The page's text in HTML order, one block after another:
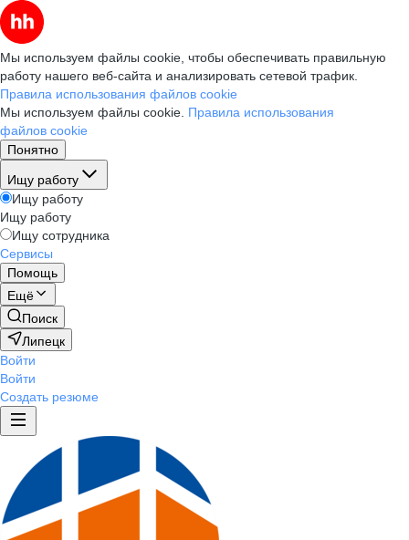
Мы используем файлы cookie, чтобы обеспечивать правильную
работу нашего веб-сайта и анализировать сетевой трафик.
Правила использования файлов cookie
Мы используем файлы cookie. Правила использования
файлов cookie
Понятно
Ищу работу
Ищу работу
Ищу работу
Ищу сотрудника
Сервисы
Помощь
Ещё
Поиск
Липецк
Войти
Войти
Создать резюме